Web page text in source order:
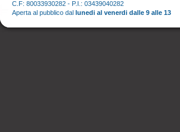
C.F: 80033930282 - P.I.: 03439040282
Aperta al pubblico dal lunedi al venerdi dalle 9 alle 13